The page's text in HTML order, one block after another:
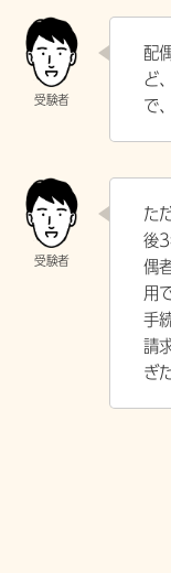
配
ど
で
た
後3
偶
用
手
請
ぎ